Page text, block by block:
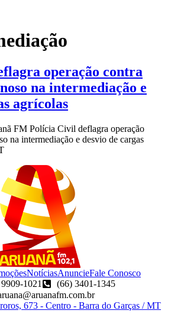
operação contra
na intermediação e
agrícolas
FM Polícia Civil deflagra operação
na intermediação e desvio de cargas
NotíciasAnuncieFale Conosco
1021
(66) 3401-1345
673 - Centro - Barra do Garças / MT